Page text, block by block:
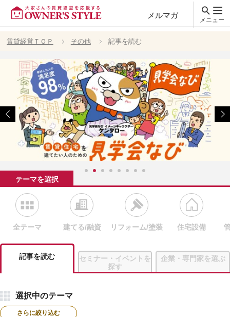
メルマガ
メニュー
賃貸経営ＴＯＰ その他 記事を読む
テーマを選択
全テーマ 建てる/融資 リフォーム/塗装 住宅設備
記事を読む
セミナー・イベントを
探す
企業・専門家を選ぶ
選択中のテーマ
さらに絞り込む